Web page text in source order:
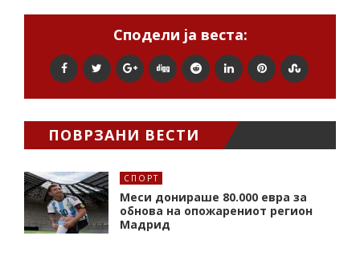
Сподели ја веста:
ПОВРЗАНИ ВЕСТИ
СПОРТ
Меси донираше 80.000 евра за
обнова на опожарениот регион
Мадрид